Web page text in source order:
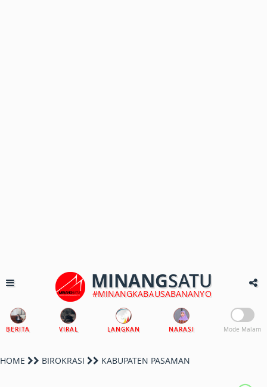
MINANGSATU
#MINANGKABAUSABANANYO
BERITA VIRAL LANGKAN NARASI Mode Malam
HOME BIROKRASI KABUPATEN PASAMAN